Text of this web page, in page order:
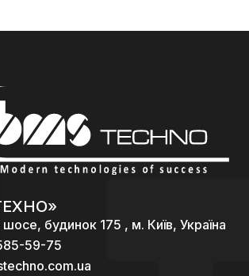
шосе, будинок 175 , м. Київ, Україна
59-75